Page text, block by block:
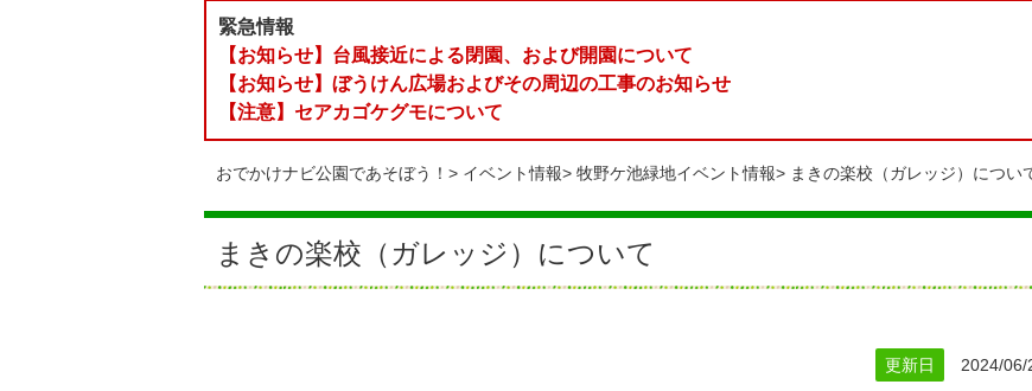
緊急情報
【お知らせ】台風接近による閉園、および開園について
【お知らせ】ぼうけん広場およびその周辺の工事のお知らせ
【注意】セアカゴケグモについて
おでかけナビ公園であそぼう！ イベント情報 牧野ケ池緑地イベント情報 まきの楽校（ガレッジ）につい
まきの楽校（ガレッジ）について
更新日 2024/06/